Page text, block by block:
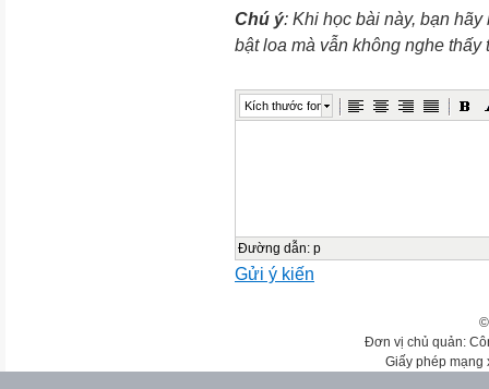
Chú ý: Khi học bài này, bạn
bật loa mà vẫn không nghe
Kích thước font
Đường dẫn: p
Gửi ý kiến
Đơn vị chủ quản:
Giấy phép mạng